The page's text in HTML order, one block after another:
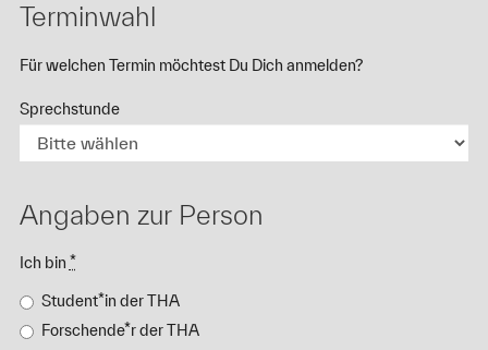
Terminwahl
Für welchen Termin möchtest Du Dich anmelden?
Sprechstunde
Angaben zur Person
Ich bin *
Student*in der THA
Forschende*r der THA